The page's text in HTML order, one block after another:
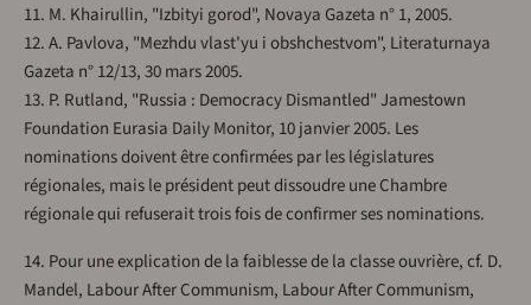
11. M. Khairullin, "Izbityi gorod", Novaya Gazeta n° 1, 2005.
12. A. Pavlova, "Mezhdu vlast'yu i obshchestvom", Literaturnaya
Gazeta n° 12/13, 30 mars 2005.
13. P. Rutland, "Russia : Democracy Dismantled" Jamestown
Foundation Eurasia Daily Monitor, 10 janvier 2005. Les
nominations doivent être confirmées par les législatures
régionales, mais le président peut dissoudre une Chambre
régionale qui refuserait trois fois de confirmer ses nominations.
14. Pour une explication de la faiblesse de la classe ouvrière, cf. D.
Mandel, Labour After Communism, Labour After Communism,